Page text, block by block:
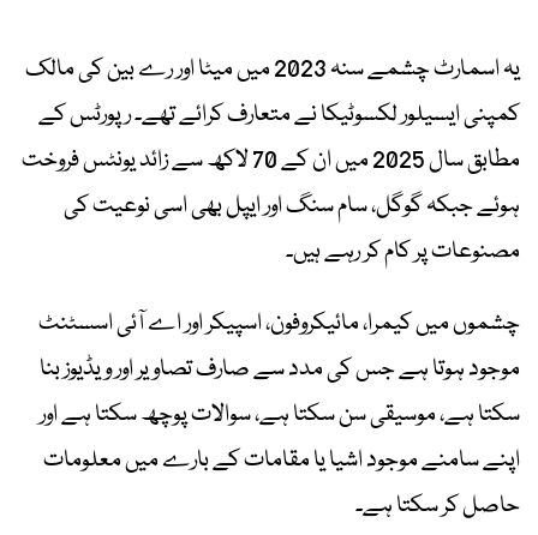
یہ اسمارٹ چشمے سنہ 2023 میں میٹا اور رے بین کی مالک
کمپنی ایسیلور لکسوٹیکا نے متعارف کرائے تھے۔ رپورٹس کے
مطابق سال 2025 میں ان کے 70 لاکھ سے زائد یونٹس فروخت
ہوئے جبکہ گوگل، سام سنگ اور ایپل بھی اسی نوعیت کی
مصنوعات پر کام کر رہے ہیں۔
چشموں میں کیمرا، مائیکروفون، اسپیکر اور اے آئی اسسٹنٹ
موجود ہوتا ہے جس کی مدد سے صارف تصاویر اور ویڈیوز بنا
سکتا ہے، موسیقی سن سکتا ہے، سوالات پوچھ سکتا ہے اور
اپنے سامنے موجود اشیا یا مقامات کے بارے میں معلومات
حاصل کر سکتا ہے۔